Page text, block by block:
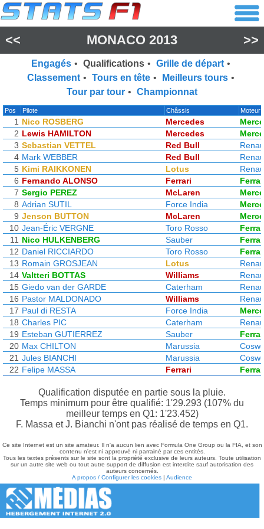
<< MONACO 2013 >>
Engagés • Qualifications • Grille de départ •
Classement • Tours en tête • Meilleurs tours •
Tour par tour • Championnat
Pos Pilote Châssis Moteur
1 Nico ROSBERG Mercedes
2 Lewis HAMILTON Mercedes
3 Sebastian VETTEL Red Bull
4 Mark WEBBER Red Bull
5 Kimi RAIKKONEN Lotus
6 Fernando ALONSO Ferrari
7 Sergio PEREZ McLaren
8 Adrian SUTIL Force India
9 Jenson BUTTON McLaren
10 Jean-Éric VERGNE Toro Rosso
11 Nico HULKENBERG Sauber
12 Daniel RICCIARDO Toro Rosso
13 Romain GROSJEAN Lotus
14 Valtteri BOTTAS Williams
15 Giedo van der GARDE Caterham
16 Pastor MALDONADO Williams
17 Paul di RESTA Force India
18 Charles PIC Caterham
19 Esteban GUTIERREZ Sauber
20 Max CHILTON Marussia
21 Jules BIANCHI Marussia
22 Felipe MASSA Ferrari
Qualification disputée en partie sous la pluie.
Temps minimum pour être qualifié: 1'29.293 (107% du
meilleur temps en Q1: 1'23.452)
F. Massa et J. Bianchi n'ont pas réalisé de temps en Q1.
Ce site Internet est un site amateur. Il n'a aucun lien avec Formula One Group ou la FIA, et son
contenu n'est ni approuvé ni parrainé par ces entités.
Tous les textes présents sur le site sont la propriété exclusive de leurs auteurs. Toute utilisation
sur un autre site web ou tout autre support de diffusion est interdite sauf autorisation des
auteurs concernés.
A propos / Configurer les cookies | Audience